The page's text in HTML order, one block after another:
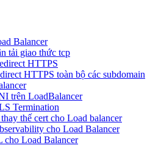
Balancer
tải giao thức tcp
HTTPS
HTTPS toàn bộ các subdomain
trên LoadBalancer
Termination
thế cert cho Load balancer
cho Load Balancer
cho Load Balancer